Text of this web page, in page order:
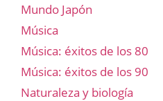
Mundo Japón
Música
Música: éxitos de los 80
Música: éxitos de los 90
Naturaleza y biología